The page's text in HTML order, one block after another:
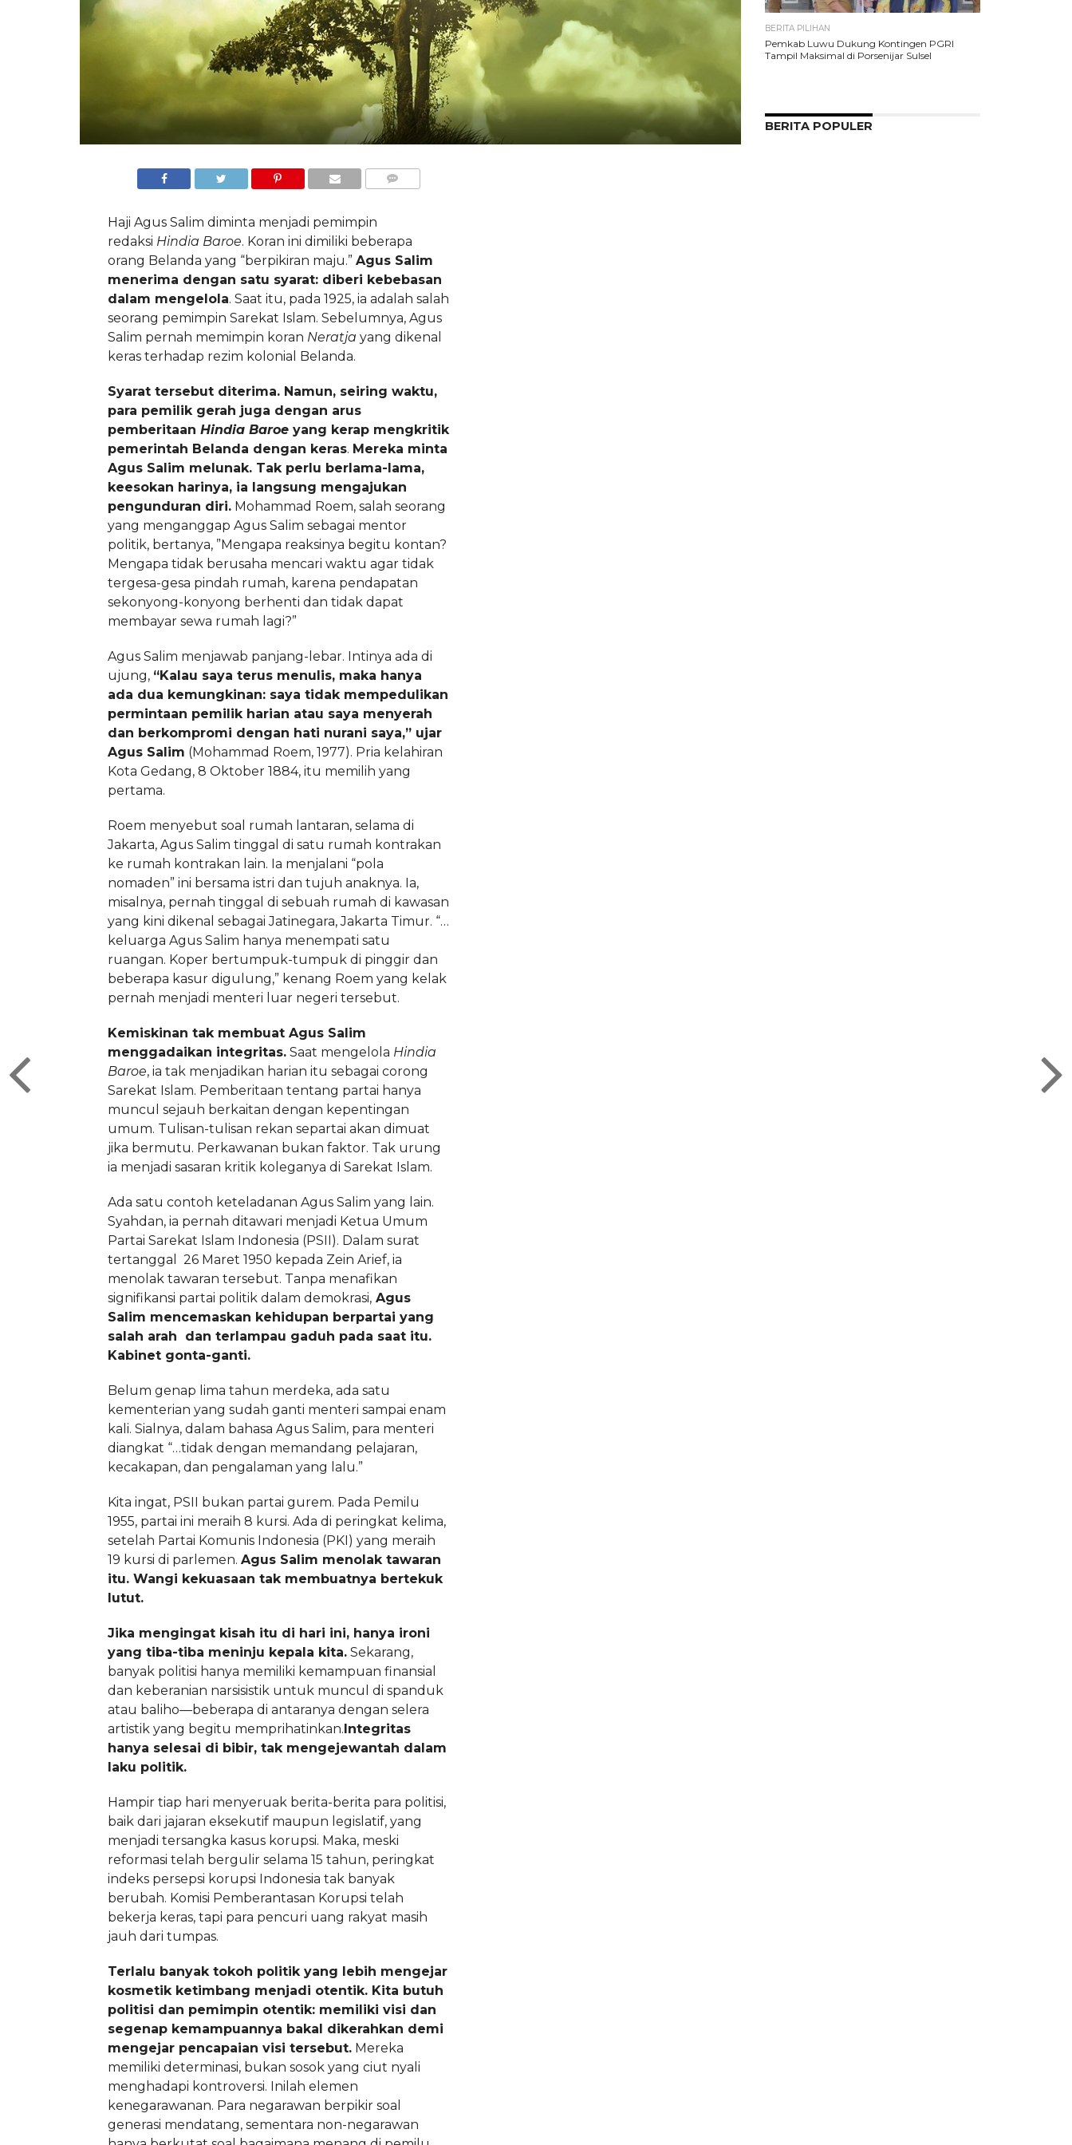
Haji Agus Salim diminta menjadi pemimpin
redaksi Hindia Baroe. Koran ini dimiliki beberapa
orang Belanda yang “berpikiran maju.” Agus Salim
menerima dengan satu syarat: diberi kebebasan
dalam mengelola. Saat itu, pada 1925, ia adalah salah
seorang pemimpin Sarekat Islam. Sebelumnya, Agus
Salim pernah memimpin koran Neratja yang dikenal
keras terhadap rezim kolonial Belanda.
Syarat tersebut diterima. Namun, seiring waktu,
para pemilik gerah juga dengan arus
pemberitaan Hindia Baroeyang kerap mengkritik
pemerintah Belanda dengan keras. Mereka minta
Agus Salim melunak. Tak perlu berlama-lama,
keesokan harinya, ia langsung mengajukan
pengunduran diri.Mohammad Roem, salah seorang
yang menganggap Agus Salim sebagai mentor
politik, bertanya, ”Mengapa reaksinya begitu kontan?
Mengapa tidak berusaha mencari waktu agar tidak
tergesa-gesa pindah rumah, karena pendapatan
sekonyong-konyong berhenti dan tidak dapat
membayar sewa rumah lagi?”
Agus Salim menjawab panjang-lebar. Intinya ada di
ujung, “Kalau saya terus menulis, maka hanya
ada dua kemungkinan: saya tidak mempedulikan
permintaan pemilik harian atau saya menyerah
dan berkompromi dengan hati nurani saya,” ujar
Agus Salim (Mohammad Roem, 1977). Pria kelahiran
Kota Gedang, 8 Oktober 1884, itu memilih yang
pertama.
Roem menyebut soal rumah lantaran, selama di
Jakarta, Agus Salim tinggal di satu rumah kontrakan
ke rumah kontrakan lain. Ia menjalani “pola
nomaden” ini bersama istri dan tujuh anaknya. Ia,
misalnya, pernah tinggal di sebuah rumah di kawasan
yang kini dikenal sebagai Jatinegara, Jakarta Timur. “…
keluarga Agus Salim hanya menempati satu
ruangan. Koper bertumpuk-tumpuk di pinggir dan
beberapa kasur digulung,” kenang Roem yang kelak
pernah menjadi menteri luar negeri tersebut.
Kemiskinan tak membuat Agus Salim
menggadaikan integritas.Saat mengelola Hindia
Baroe, ia tak menjadikan harian itu sebagai corong
Sarekat Islam. Pemberitaan tentang partai hanya
muncul sejauh berkaitan dengan kepentingan
umum. Tulisan-tulisan rekan separtai akan dimuat
jika bermutu. Perkawanan bukan faktor. Tak urung
ia menjadi sasaran kritik koleganya di Sarekat Islam.
Ada satu contoh keteladanan Agus Salim yang lain.
Syahdan, ia pernah ditawari menjadi Ketua Umum
Partai Sarekat Islam Indonesia (PSII). Dalam surat
tertanggal 26 Maret 1950 kepada Zein Arief, ia
menolak tawaran tersebut. Tanpa menafikan
signifikansi partai politik dalam demokrasi,Agus
Salim mencemaskan kehidupan berpartai yang
salah arah dan terlampau gaduh pada saat itu.
Kabinet gonta-ganti.
Belum genap lima tahun merdeka, ada satu
kementerian yang sudah ganti menteri sampai enam
kali. Sialnya, dalam bahasa Agus Salim, para menteri
diangkat “…tidak dengan memandang pelajaran,
kecakapan, dan pengalaman yang lalu.”
Kita ingat, PSII bukan partai gurem. Pada Pemilu
1955, partai ini meraih 8 kursi. Ada di peringkat kelima,
setelah Partai Komunis Indonesia (PKI) yang meraih
19 kursi di parlemen. Agus Salim menolak tawaran
itu. Wangi kekuasaan tak membuatnya bertekuk
lutut.
Jika mengingat kisah itu di hari ini, hanya ironi
yang tiba-tiba meninju kepala kita.Sekarang,
banyak politisi hanya memiliki kemampuan finansial
dan keberanian narsisistik untuk muncul di spanduk
atau baliho—beberapa di antaranya dengan selera
artistik yang begitu memprihatinkan.Integritas
hanya selesai di bibir, tak mengejewantah dalam
laku politik.
Hampir tiap hari menyeruak berita-berita para politisi,
baik dari jajaran eksekutif maupun legislatif, yang
menjadi tersangka kasus korupsi. Maka, meski
reformasi telah bergulir selama 15 tahun, peringkat
indeks persepsi korupsi Indonesia tak banyak
berubah. Komisi Pemberantasan Korupsi telah
bekerja keras, tapi para pencuri uang rakyat masih
jauh dari tumpas.
Terlalu banyak tokoh politik yang lebih mengejar
kosmetik ketimbang menjadi otentik. Kita butuh
politisi dan pemimpin otentik: memiliki visi dan
segenap kemampuannya bakal dikerahkan demi
mengejar pencapaian visi tersebut.Mereka
memiliki determinasi, bukan sosok yang ciut nyali
menghadapi kontroversi. Inilah elemen
kenegarawanan. Para negarawan berpikir soal
generasi mendatang, sementara non-negarawan
BERITA PILIHAN
Pemkab Luwu Dukung Kontingen PGRI
Tampil Maksimal di Porsenijar Sulsel
BERITA POPULER